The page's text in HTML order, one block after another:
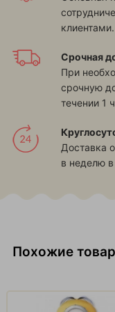
клиентами.
Срочная
При
срочную
течении 1
Доставка
в неделю
Похожие